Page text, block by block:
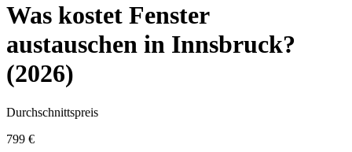
Was kostet Fenster
austauschen in Innsbruck?
(2026)
Durchschnittspreis
799 €